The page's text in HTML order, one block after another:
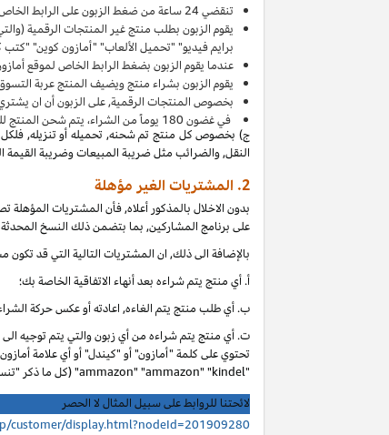
تنقضي 24 ساعة من ضغط الزبون على الرابط الخاص؛
يقوم الزبون بطلب منتج غير المنتجات الرقمية
برايم فيديو" "تحميل الألعاب" "أمازون كوين"
عندما يقوم الزبون بضغط الرابط الخاص لموقع
يقوم الزبون بشراء منتج ويضيف المنتجعربة
بخصوص المنتجات الرقمية, على الزبون أن ان
في غضون 180 يوماً من الشراء، يتم شحن المنتج
ج) بخصوص كل منتج تم شحنه, تحميله أو تنزيله, فلكل
النقل, والضرائب مثل ضريبة المبيعات وضريبة القيمة
2. المشتريات الغير مؤهلة
بدون الاخلال بالمذكور أعلاه, فأن المشتريات
على برنامج المشاركين, بما بتضمن ذلك النسخ
بالإضافة الى ذلك, ان المشتريات التالية التي قد
أ. أي منتج يتم شراءه بعد أنهاء الاتفاقية الخاصة بك؛
ب. أيطلب منتج يتم الغاءه, اعادته أو عكس حركة
ت. أي منتج يتم شراءه من أي زبون والتي يتم توجيه
تحتوي على كلمة "أمازون" أو "كيندل" أو أي علامة
"ammazon" "ammazon" "kindel" (كل ما ذكر "تنسيبات مدفوعة محظورة").
لائحتنا للروابط على سبيل المثال لا الحصر
customer/display.html?nodeId=201909280